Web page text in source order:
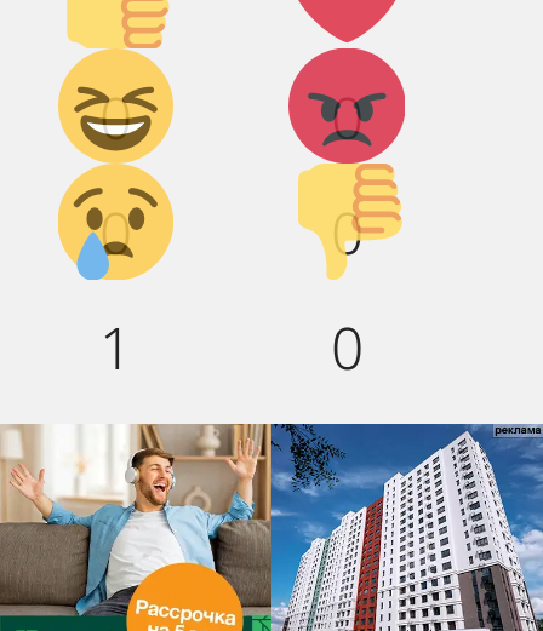
0 0
Дикий
смех!
0
Агрессия!
0
Грусть :(
1
Палец
вниз!
0